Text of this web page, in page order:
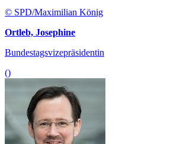
© SPD/Maximilian König
Ortleb, Josephine
Bundestagsvizepräsidentin
()